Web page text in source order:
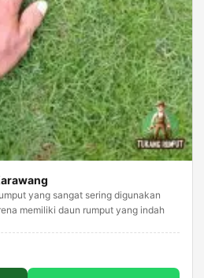
yang sangat sering digunakan
memiliki daun rumput yang indah